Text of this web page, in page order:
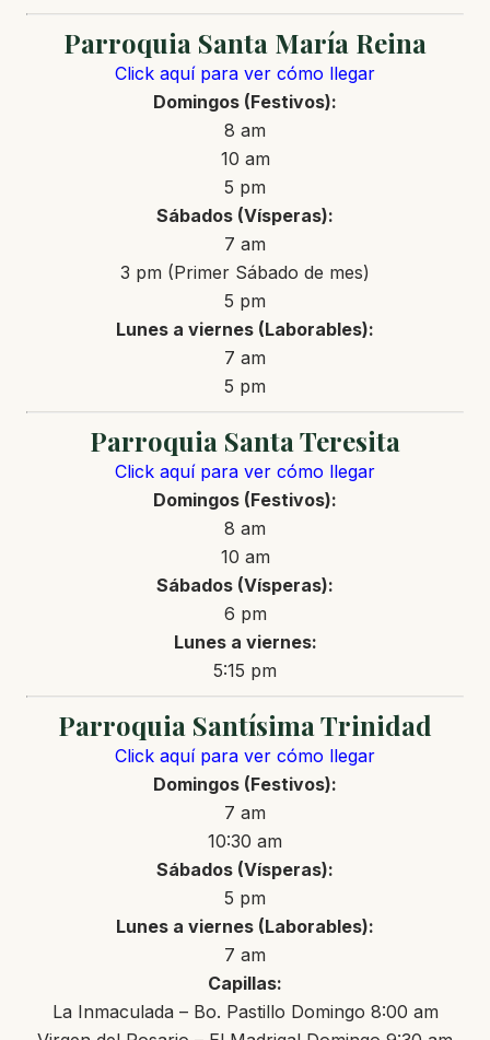
Parroquia Santa María Reina
Click aquí para ver cómo llegar
Domingos (Festivos):
8 am
10 am
5 pm
Sábados (Vísperas):
7 am
3 pm (Primer Sábado de mes)
5 pm
Lunes a viernes (Laborables):
7 am
5 pm
Parroquia Santa Teresita
Click aquí para ver cómo llegar
Domingos (Festivos):
8 am
10 am
Sábados (Vísperas):
6 pm
Lunes a viernes:
5:15 pm
Parroquia Santísima Trinidad
Click aquí para ver cómo llegar
Domingos (Festivos):
7 am
10:30 am
Sábados (Vísperas):
5 pm
Lunes a viernes (Laborables):
7 am
Capillas:
La Inmaculada – Bo. Pastillo Domingo 8:00 am